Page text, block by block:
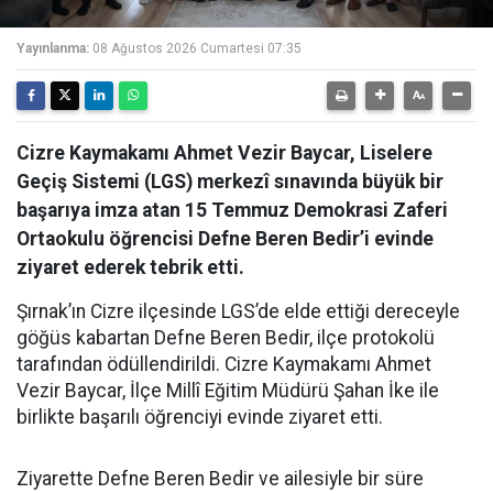
Yayınlanma: 08 Ağustos 2026 Cumartesi 07:35
Cizre Kaymakamı Ahmet Vezir Baycar, Liselere
Geçiş Sistemi (LGS) merkezî sınavında büyük bir
başarıya imza atan 15 Temmuz Demokrasi Zaferi
Ortaokulu öğrencisi Defne Beren Bedir’i evinde
ziyaret ederek tebrik etti.
Şırnak’ın Cizre ilçesinde LGS’de elde ettiği dereceyle
göğüs kabartan Defne Beren Bedir, ilçe protokolü
tarafından ödüllendirildi. Cizre Kaymakamı Ahmet
Vezir Baycar, İlçe Millî Eğitim Müdürü Şahan İke ile
birlikte başarılı öğrenciyi evinde ziyaret etti.
Ziyarette Defne Beren Bedir ve ailesiyle bir süre